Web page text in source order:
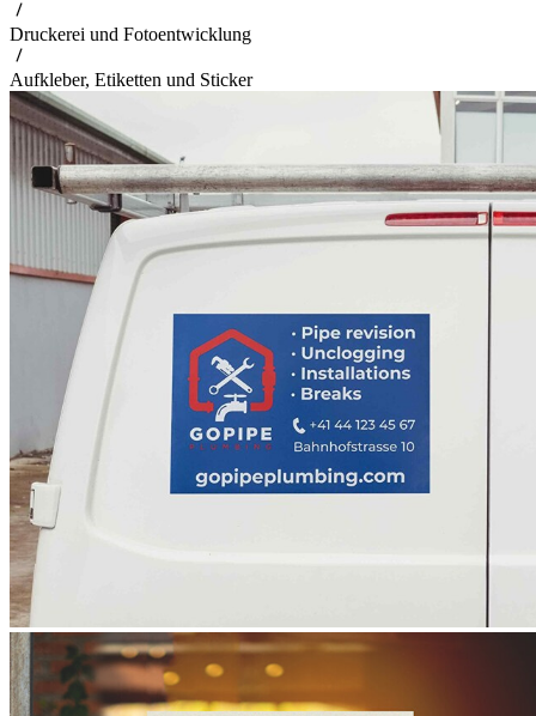
Druckerei und Fotoentwicklung
Aufkleber, Etiketten und Sticker